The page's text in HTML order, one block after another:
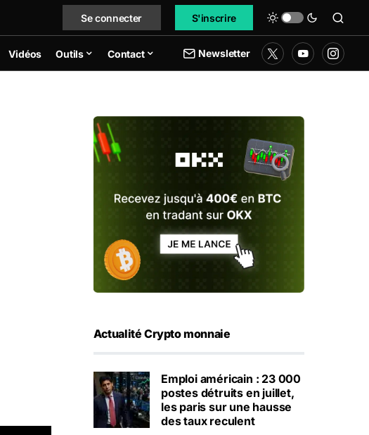
Se connecter S'inscrire
Vidéos Outils Contact Newsletter
Actualité Crypto monnaie
Emploi américain : 23 000
postes détruits en juillet,
les paris sur une hausse
des taux reculent